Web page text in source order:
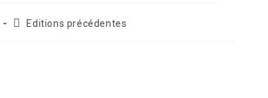
Editions précédentes